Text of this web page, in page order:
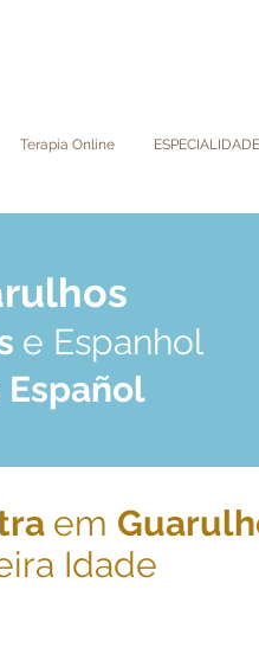
Terapia Online
e Espanhol
Español
em
Idade